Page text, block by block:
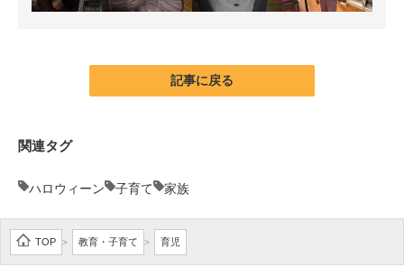
記事に戻る
関連タグ
ハロウィーン 子育て 家族
TOP > 教育・子育て > 育児